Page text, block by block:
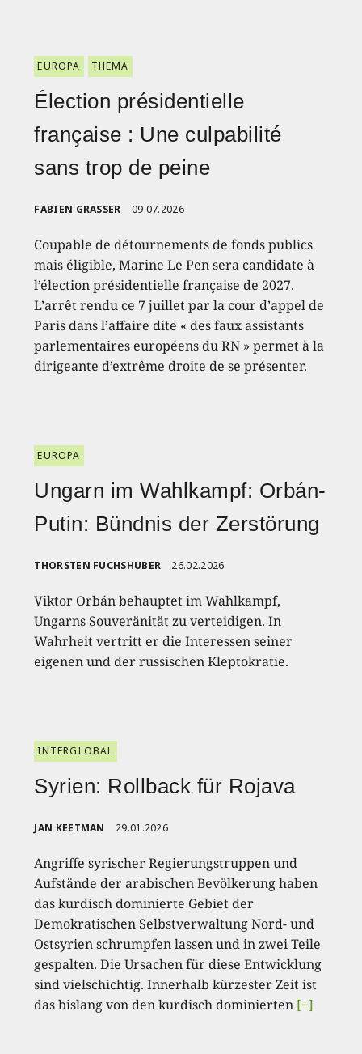
EUROPA THEMA
Élection présidentielle
française : Une culpabilité
sans trop de peine
FABIEN GRASSER 09.07.2026
Coupable de détournements de fonds publics
mais éligible, Marine Le Pen sera candidate à
l’élection présidentielle française de 2027.
L’arrêt rendu ce 7 juillet par la cour d’appel de
Paris dans l’affaire dite « des faux assistants
parlementaires européens du RN » permet à la
dirigeante d’extrême droite de se présenter.
EUROPA
Ungarn im Wahlkampf: Orbán-
Putin: Bündnis der Zerstörung
THORSTEN FUCHSHUBER 26.02.2026
Viktor Orbán behauptet im Wahlkampf,
Ungarns Souveränität zu verteidigen. In
Wahrheit vertritt er die Interessen seiner
eigenen und der russischen Kleptokratie.
INTERGLOBAL
Syrien: Rollback für Rojava
JAN KEETMAN 29.01.2026
Angriffe syrischer Regierungstruppen und
Aufstände der arabischen Bevölkerung haben
das kurdisch dominierte Gebiet der
Demokratischen Selbstverwaltung Nord- und
Ostsyrien schrumpfen lassen und in zwei Teile
gespalten. Die Ursachen für diese Entwicklung
sind vielschichtig. Innerhalb kürzester Zeit ist
das bislang von den kurdisch dominierten [+]